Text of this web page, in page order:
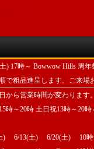
) 17時～ Bowwow Hills 周年
で粗品進呈します。ご来場
から営業時間が変わります。
時～20時 土日祝13時～20
) 6/13(土) 6/20(土) 10時